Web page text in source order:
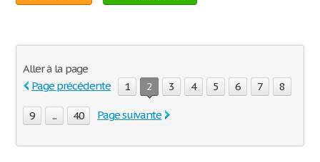
Aller à la page
Page précédente
1 2 3 4 5 6 7 8
9 ... 40 Page suivante